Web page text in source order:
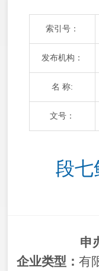
索引号：
发布机构：
名 称:
文号：
段七
申
企业类型： 有